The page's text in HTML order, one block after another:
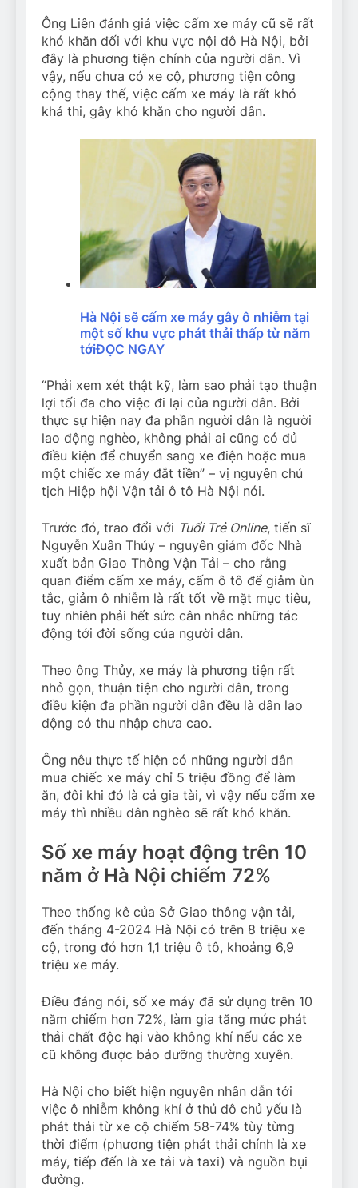
Ông Liên đánh giá việc cấm xe máy cũ sẽ rất
khó khăn đối với khu vực nội đô Hà Nội, bởi
đây là phương tiện chính của người dân. Vì
vậy, nếu chưa có xe cộ, phương tiện công
cộng thay thế, việc cấm xe máy là rất khó
khả thi, gây khó khăn cho người dân.
Hà Nội sẽ cấm xe máy gây ô nhiễm tại
một số khu vực phát thải thấp từ năm
tớiĐỌC NGAY
“Phải xem xét thật kỹ, làm sao phải tạo thuận
lợi tối đa cho việc đi lại của người dân. Bởi
thực sự hiện nay đa phần người dân là người
lao động nghèo, không phải ai cũng có đủ
điều kiện để chuyển sang xe điện hoặc mua
một chiếc xe máy đắt tiền” – vị nguyên chủ
tịch Hiệp hội Vận tải ô tô Hà Nội nói.
Trước đó, trao đổi với Tuổi Trẻ Online, tiến sĩ
Nguyễn Xuân Thủy – nguyên giám đốc Nhà
xuất bản Giao Thông Vận Tải – cho rằng
quan điểm cấm xe máy, cấm ô tô để giảm ùn
tắc, giảm ô nhiễm là rất tốt về mặt mục tiêu,
tuy nhiên phải hết sức cân nhắc những tác
động tới đời sống của người dân.
Theo ông Thủy, xe máy là phương tiện rất
nhỏ gọn, thuận tiện cho người dân, trong
điều kiện đa phần người dân đều là dân lao
động có thu nhập chưa cao.
Ông nêu thực tế hiện có những người dân
mua chiếc xe máy chỉ 5 triệu đồng để làm
ăn, đôi khi đó là cả gia tài, vì vậy nếu cấm xe
máy thì nhiều dân nghèo sẽ rất khó khăn.
Số xe máy hoạt động trên 10
năm ở Hà Nội chiếm 72%
Theo thống kê của Sở Giao thông vận tải,
đến tháng 4-2024 Hà Nội có trên 8 triệu xe
cộ, trong đó hơn 1,1 triệu ô tô, khoảng 6,9
triệu xe máy.
Điều đáng nói, số xe máy đã sử dụng trên 10
năm chiếm hơn 72%, làm gia tăng mức phát
thải chất độc hại vào không khí nếu các xe
cũ không được bảo dưỡng thường xuyên.
Hà Nội cho biết hiện nguyên nhân dẫn tới
việc ô nhiễm không khí ở thủ đô chủ yếu là
phát thải từ xe cộ chiếm 58-74% tùy từng
thời điểm (phương tiện phát thải chính là xe
máy, tiếp đến là xe tải và taxi) và nguồn bụi
đường.